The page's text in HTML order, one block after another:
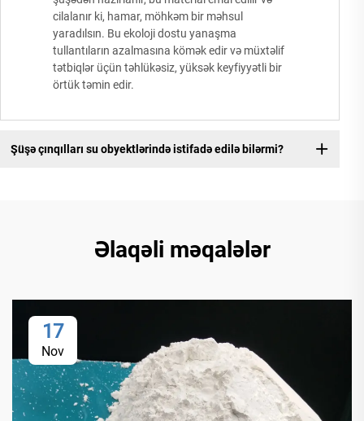
cilalanır ki, hamar, möhkəm bir məhsul
yaradılsın. Bu ekoloji dostu yanaşma
tullantıların azalmasına kömək edir və müxtəlif
tətbiqlər üçün təhlükəsiz, yüksək keyfiyyətli bir
örtük təmin edir.
Şüşə çınqılları su obyektlərində istifadə edilə bilərmi?
Əlaqəli məqalələr
17
Nov